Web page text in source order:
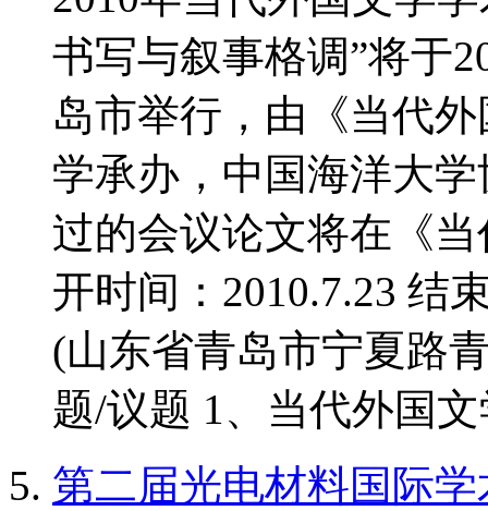
书写与叙事格调”将于
岛市举行，由《当代
学承办，中国海洋大
过的会议论文将在《
开时间：2010.7.23 结
(山东省青岛市宁夏路
题/议题 1、当代外国文
第二届光电材料国际